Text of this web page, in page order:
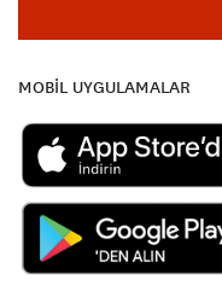
MOBİL UYGULAMALAR